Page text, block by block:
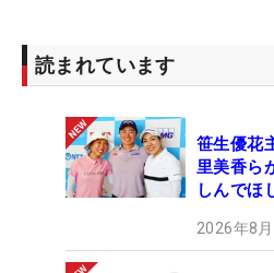
読まれています
笹生優花
里美香ら
しんでほ
2026年8